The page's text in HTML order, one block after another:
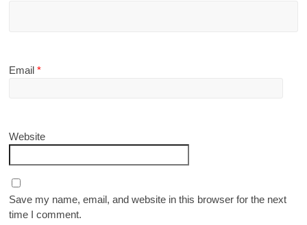
Email*
Website
Save my name, email, and website in this browser for the next
time I comment.